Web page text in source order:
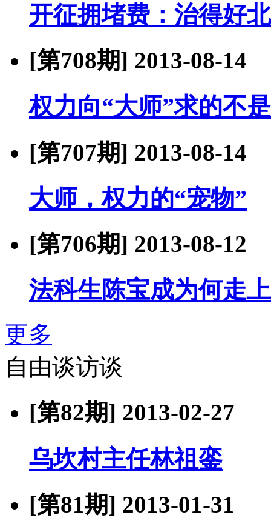
开征拥堵费：治得好
[第708期] 2013-08-14
权力向“大师”求的不
[第707期] 2013-08-14
大师，权力的“宠物”
[第706期] 2013-08-12
法科生陈宝成为何走
更多
自由谈访谈
[第82期] 2013-02-27
乌坎村主任林祖銮
[第81期] 2013-01-31